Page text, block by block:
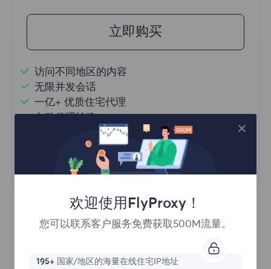
立即购买
访问不同地区的内容
无限并发会话
一亿+ 优质住宅代理
HTTP(S)/SOCKS5
了解更多
欢迎使用FlyProxy！
您可以联系客户服务免费获取500M流量。
195+国家/地区的海量在线住宅IP地址